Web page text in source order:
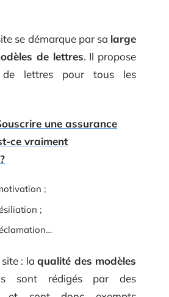
se démarque par sa large
de lettres. Il propose
de lettres pour tous les
une assurance
ce vraiment
;
;
: la qualité des modèles
sont rédigés par des